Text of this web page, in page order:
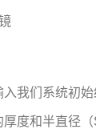
我们系统初始
度和半直径